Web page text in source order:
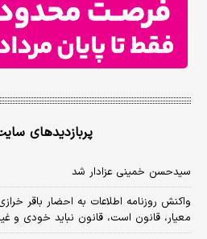
پربازدیدهای
سیدحسن خمینی عزادار شد
واکنش روزنامه اطلاعات به احضار باقر
معیار، قانون است، قانون نباید خودی و